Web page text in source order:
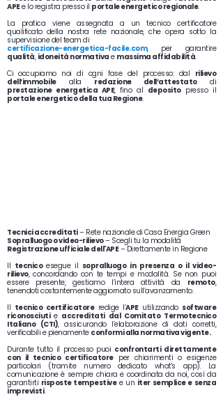
APEe lo registra presso il portale energetico regionale.
La pratica viene assegnata a un tecnico certificatore
qualificato della nostra rete nazionale, che opera sotto la
supervisione del team di
certificazione-energetica-facile.com, per garantire
qualità, idoneità normativa e massima affidabilità.
Ci occupiamo noi di ogni fase del processo: dal rilievo
dell’immobilealla redazione dell’attestatodi
prestazione energetica APE, fino al depositopresso il
portale energetico della tua Regione.
Tecnici accreditati– Rete nazionale di Casa Energia Green
Sopralluogo o video-rilievo– Scegli tu la modalità
Registrazione ufficiale dell'APE– Direttamente in Regione
Il tecnicoesegue il sopralluogo in presenza o il video-
rilievo, concordando con te tempi e modalità. Se non puoi
essere presente, gestiamo l’intera attività da remoto,
tenendoti costantemente aggiornato sull’avanzamento.
Il tecnico certificatoreredige l’APEutilizzando software
riconosciuti e accreditati dal Comitato Termotecnico
Italiano (CTI), assicurando l’elaborazione di dati corretti,
verificabili e pienamente conformi alla normativa vigente.
Durante tutto il processo puoi confrontarti direttamente
con il tecnico certificatoreper chiarimenti o esigenze
particolari (tramite numero dedicato what's app). La
comunicazione è sempre chiara e coordinata da noi, così da
garantirti risposte tempestivee un iter semplice e senza
imprevisti.